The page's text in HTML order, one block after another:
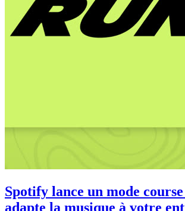
Spotify lance un mode
adapte la musique à votre